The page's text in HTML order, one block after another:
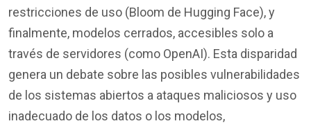
restricciones de uso (Bloom de Hugging Face), y
finalmente, modelos cerrados, accesibles solo a
través de servidores (como OpenAI). Esta disparidad
genera un debate sobre las posibles vulnerabilidades
de los sistemas abiertos a ataques maliciosos y uso
inadecuado de los datos o los modelos,